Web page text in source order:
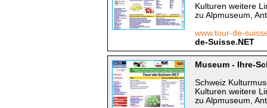
Kulturen weitere
zu Alpmuseum,
www.tour-de-
de-Suisse.NET
Museum - Ihre-
Schweiz
Kulturen weitere
zu Alpmuseum,